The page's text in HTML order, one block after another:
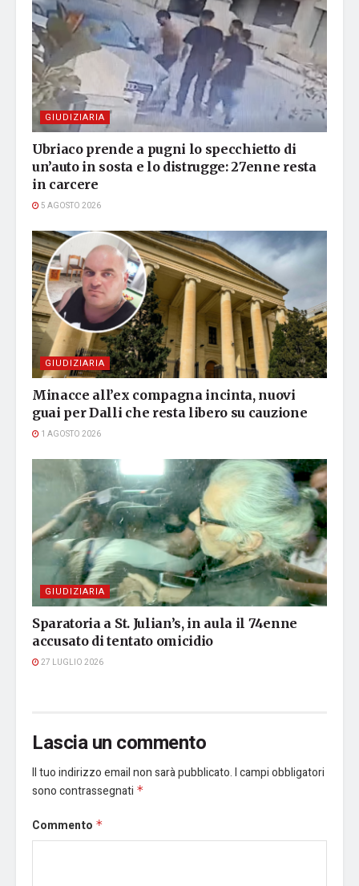
GIUDIZIARIA
Ubriaco prende a pugni lo specchietto di
un’auto in sosta e lo distrugge: 27enne resta
in carcere
5 AGOSTO 2026
GIUDIZIARIA
Minacce all’ex compagna incinta, nuovi
guai per Dalli che resta libero su cauzione
1 AGOSTO 2026
GIUDIZIARIA
Sparatoria a St. Julian’s, in aula il 74enne
accusato di tentato omicidio
27 LUGLIO 2026
Lascia un commento
Il tuo indirizzo email non sarà pubblicato.I campi obbligatori
sono contrassegnati *
Commento *